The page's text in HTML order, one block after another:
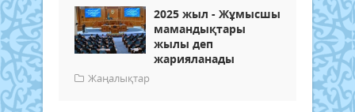
2025 жыл - Жұмысшы
мамандықтары
жылы деп
жарияланады
Жаңалықтар